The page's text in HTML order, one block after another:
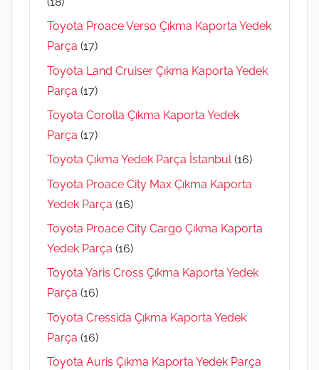
Toyota Proace Verso Çıkma Kaporta Yedek
Parça (17)
Toyota Land Cruiser Çıkma Kaporta Yedek
Parça (17)
Toyota Corolla Çıkma Kaporta Yedek
Parça (17)
Toyota Çıkma Yedek Parça İstanbul (16)
Toyota Proace City Max Çıkma Kaporta
Yedek Parça (16)
Toyota Proace City Cargo Çıkma Kaporta
Yedek Parça (16)
Toyota Yaris Cross Çıkma Kaporta Yedek
Parça (16)
Toyota Cressida Çıkma Kaporta Yedek
Parça (16)
Toyota Auris Çıkma Kaporta Yedek Parça